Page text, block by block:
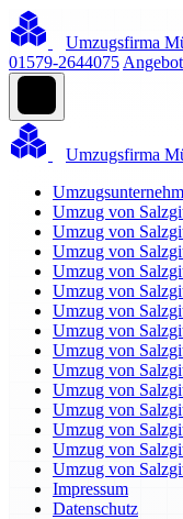
Umzugsfirma
01579-2644075
Umzugsfirma
Umzug von
Umzug von
Umzug von
Umzug von
Umzug von
Umzug von
Umzug von
Umzug von
Umzug von
Umzug von
Umzug von
Umzug von
Umzug von
Umzug von
Impressum
Datenschutz